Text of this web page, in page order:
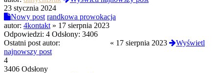
23 stycznia 2024
Nowy post randkowa prowokacja
autor: 4kontakt » 17 sierpnia 2023
Odpowiedzi: 4 Odsłony: 3406
Ostatni post autor:
« 17 sierpnia 2023
Wyświetl
najnowszy post
4
3406 Odsłony